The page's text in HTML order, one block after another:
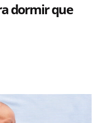
dormir que